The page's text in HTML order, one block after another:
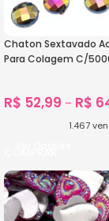
Chaton Sextavado
Para Colagem C/
R$ 52,99 – R$
1.467